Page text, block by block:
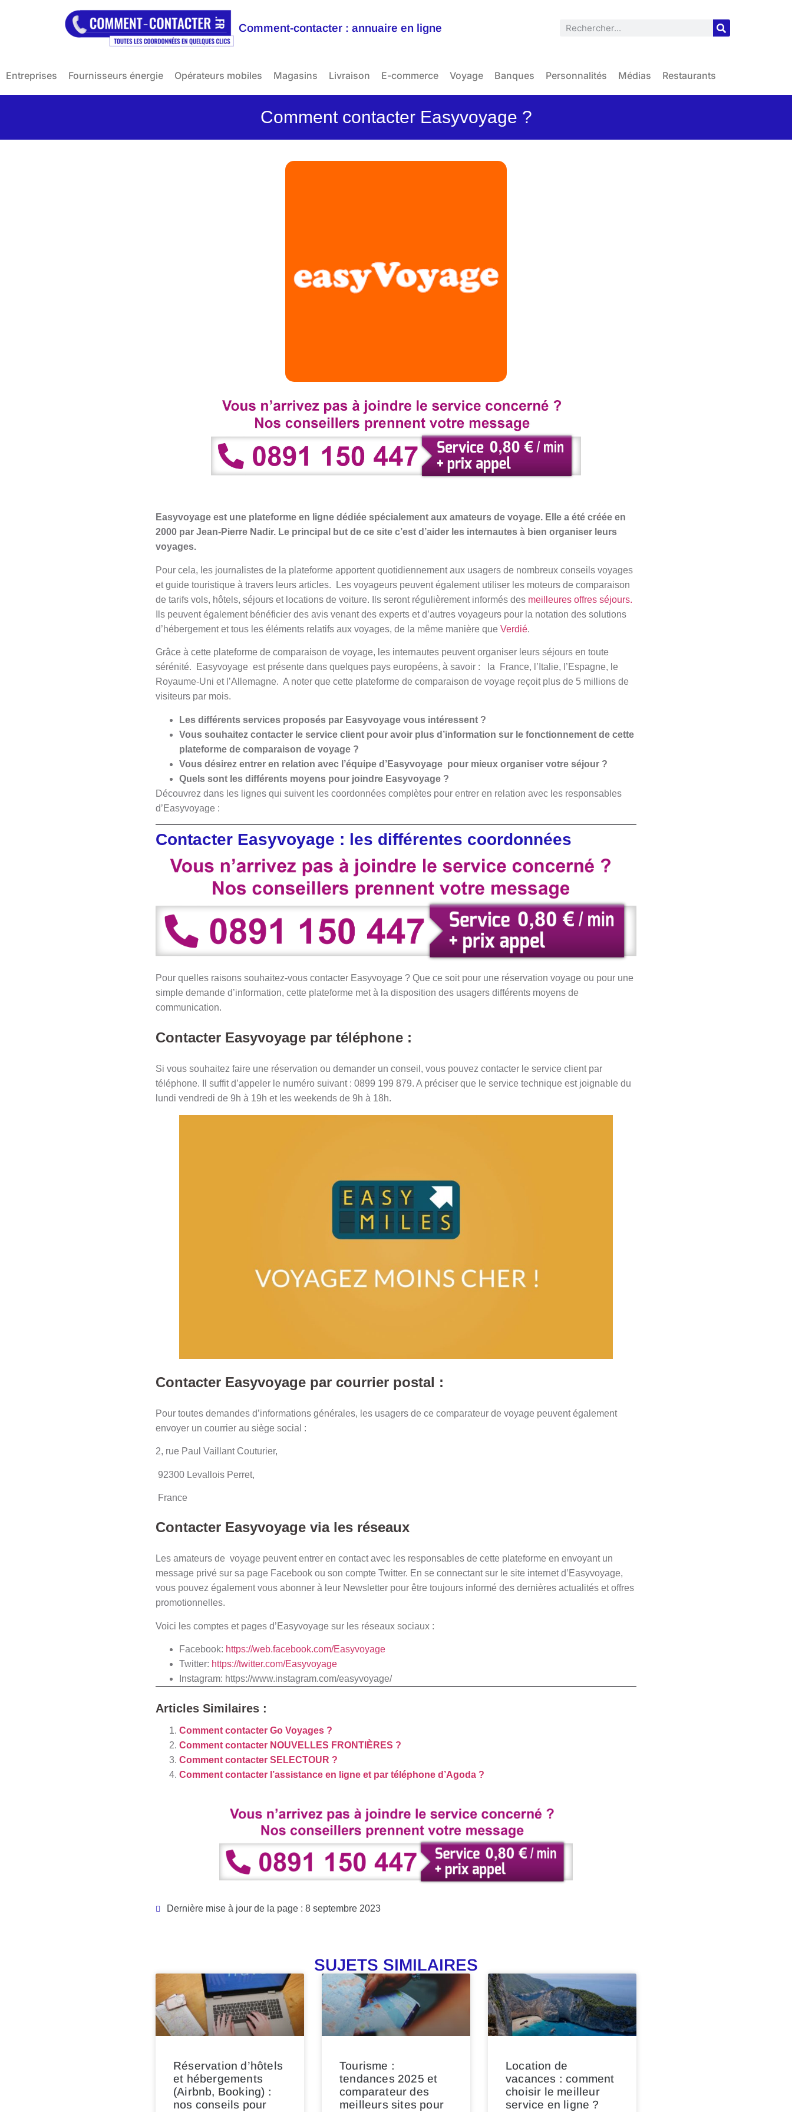
Comment-contacter : annuaire en ligne
Entreprises Fournisseurs énergie Opérateurs mobiles Magasins Livraison E-commerce Voyage Banques Personnalités Médias Restaurants
Comment contacter Easyvoyage ?
Easyvoyage est une plateforme en ligne dédiée spécialement aux amateurs de voyage. Elle a été créée en
2000 par Jean-Pierre Nadir. Le principal but de ce site c’est d’aider les internautes à bien organiser leurs
voyages.
Pour cela, les journalistes de la plateforme apportent quotidiennement aux usagers de nombreux conseils voyages
et guide touristique à travers leurs articles. Les voyageurs peuvent également utiliser les moteurs de comparaison
de tarifs vols, hôtels, séjours et locations de voiture. Ils seront régulièrement informés des meilleures offres séjours.
Ils peuvent également bénéficier des avis venant des experts et d’autres voyageurs pour la notation des solutions
d’hébergement et tous les éléments relatifs aux voyages, de la même manière que Verdié.
Grâce à cette plateforme de comparaison de voyage, les internautes peuvent organiser leurs séjours en toute
sérénité. Easyvoyage est présente dans quelques pays européens, à savoir : la France, l’Italie, l’Espagne, le
Royaume-Uni et l’Allemagne. A noter que cette plateforme de comparaison de voyage reçoit plus de 5 millions de
visiteurs par mois.
Les différents services proposés par Easyvoyage vous intéressent ?
Vous souhaitez contacter le service client pour avoir plus d’information sur le fonctionnement de cette
plateforme de comparaison de voyage ?
Vous désirez entrer en relation avec l’équipe d’Easyvoyage pour mieux organiser votre séjour ?
Quels sont les différents moyens pour joindre Easyvoyage ?
Découvrez dans les lignes qui suivent les coordonnées complètes pour entrer en relation avec les responsables
d’Easyvoyage :
Contacter Easyvoyage : les différentes coordonnées
Pour quelles raisons souhaitez-vous contacter Easyvoyage ? Que ce soit pour une réservation voyage ou pour une
simple demande d’information, cette plateforme met à la disposition des usagers différents moyens de
communication.
Contacter Easyvoyage par téléphone :
Si vous souhaitez faire une réservation ou demander un conseil, vous pouvez contacter le service client par
téléphone. Il suffit d’appeler le numéro suivant : 0899 199 879. A préciser que le service technique est joignable du
lundi vendredi de 9h à 19h et les weekends de 9h à 18h.
Contacter Easyvoyage par courrier postal :
Pour toutes demandes d’informations générales, les usagers de ce comparateur de voyage peuvent également
envoyer un courrier au siège social :
2, rue Paul Vaillant Couturier,
92300 Levallois Perret,
France
Contacter Easyvoyage via les réseaux
Les amateurs de voyage peuvent entrer en contact avec les responsables de cette plateforme en envoyant un
message privé sur sa page Facebook ou son compte Twitter. En se connectant sur le site internet d’Easyvoyage,
vous pouvez également vous abonner à leur Newsletter pour être toujours informé des dernières actualités et offres
promotionnelles.
Voici les comptes et pages d’Easyvoyage sur les réseaux sociaux :
Facebook: https://web.facebook.com/Easyvoyage
Twitter: https://twitter.com/Easyvoyage
Instagram: https://www.instagram.com/easyvoyage/
Articles Similaires :
Comment contacter Go Voyages ?
Comment contacter NOUVELLES FRONTIÈRES ?
Comment contacter SELECTOUR ?
Comment contacter l’assistance en ligne et par téléphone d’Agoda ?
Dernière mise à jour de la page : 8 septembre 2023
SUJETS SIMILAIRES
Réservation d’hôtels
et hébergements
(Airbnb, Booking) :
nos conseils pour
Tourisme :
tendances 2025 et
comparateur des
meilleurs sites pour
Location de
vacances : comment
choisir le meilleur
service en ligne ?